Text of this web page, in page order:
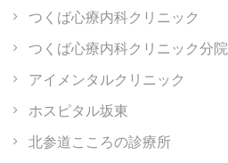
つくば心療内科クリニック
つくば心療内科クリニック分院
アイメンタルクリニック
ホスピタル坂東
北参道こころの診療所